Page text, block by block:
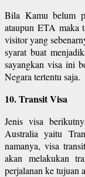
Bila Kamu belum
ataupun ETA maka
visitor yang
syarat buat
sayangkan visa ini
Negara tertentu saja.
10. Transit Visa
Jenis visa
Australia yaitu
namanya, visa
akan melakukan
perjalanan ke tujuan